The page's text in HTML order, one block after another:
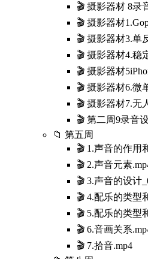
🎬 摄影器材 8录
🎬 摄影器材
🎬 摄影器材3.单
🎬 摄影器材4.稳
🎬 摄影器材
🎬 摄影器材6.微
🎬 摄影器材7.无
🎬 第二周9录音
📁 第五周
🎬 1.声音的作用
🎬 2.声音元素
🎬 3.声音的设计
🎬 4.配乐的类型
🎬 5.配乐的类型
🎬 6.音画关系
🎬 7.拾音.mp4